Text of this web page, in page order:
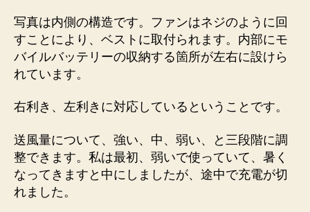
写真は内側の構造です。ファンはネジのように回
すことにより、ベストに取付られます。内部にモ
バイルバッテリーの収納する箇所が左右に設けら
れています。
右利き、左利きに対応しているということです。
送風量について、強い、中、弱い、と三段階に調
整できます。私は最初、弱いで使っていて、暑く
なってきますと中にしましたが、途中で充電が切
れました。